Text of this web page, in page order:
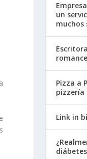
un
muchos
Pizza a
pizzería
Link in